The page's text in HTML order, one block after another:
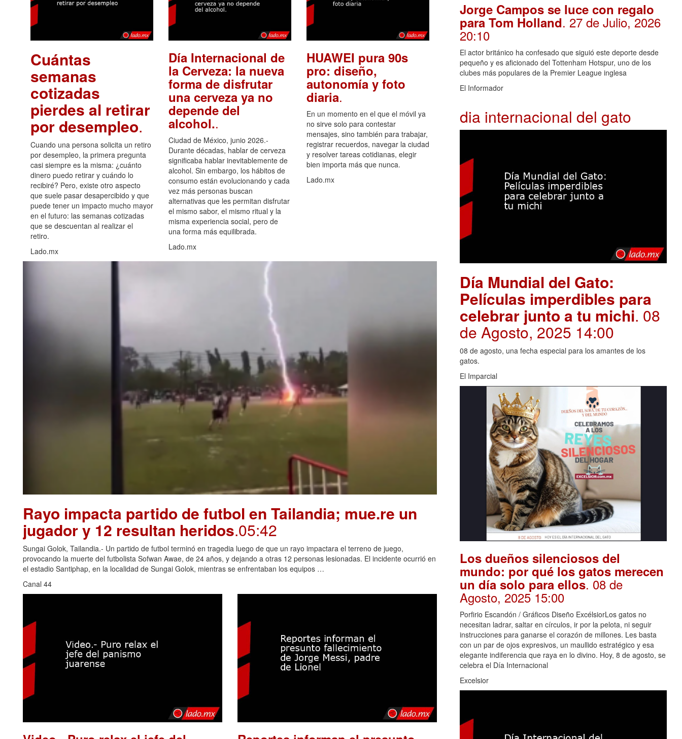
Cuántas
semanas
cotizadas
pierdes al retirar
por desempleo.
Cuando una persona solicita un retiro
por desempleo, la primera pregunta
casi siempre es la misma: ¿cuánto
dinero puedo retirar y cuándo lo
recibiré? Pero, existe otro aspecto
que suele pasar desapercibido y que
puede tener un impacto mucho mayor
en el futuro: las semanas cotizadas
que se descuentan al realizar el
retiro.
Lado.mx
Día Internacional de
la Cerveza: la nueva
forma de disfrutar
una cerveza ya no
depende del
alcohol..
Ciudad de México, junio 2026.-
Durante décadas, hablar de cerveza
significaba hablar inevitablemente de
alcohol. Sin embargo, los hábitos de
consumo están evolucionando y cada
vez más personas buscan
alternativas que les permitan disfrutar
el mismo sabor, el mismo ritual y la
misma experiencia social, pero de
una forma más equilibrada.
Lado.mx
HUAWEI pura 90s
pro: diseño,
autonomía y foto
diaria.
En un momento en el que el móvil ya
no sirve solo para contestar
mensajes, sino también para trabajar,
registrar recuerdos, navegar la ciudad
y resolver tareas cotidianas, elegir
bien importa más que nunca.
Lado.mx
Rayo impacta partido de futbol en Tailandia; mue.re un
jugador y 12 resultan heridos.05:42
Sungai Golok, Tailandia.- Un partido de futbol terminó en tragedia luego de que un rayo impactara el terreno de juego,
provocando la muerte del futbolista Sofwan Awae, de 24 años, y dejando a otras 12 personas lesionadas. El incidente ocurrió en
el estadio Santiphap, en la localidad de Sungai Golok, mientras se enfrentaban los equipos …
Canal 44
Jorge Campos se luce con regalo
para Tom Holland. 27 de Julio, 2026
20:10
El actor británico ha confesado que siguió este deporte desde
pequeño y es aficionado del Tottenham Hotspur, uno de los
clubes más populares de la Premier League inglesa
El Informador
dia internacional del gato
Día Mundial del Gato:
Películas imperdibles para
celebrar junto a tu michi. 08
de Agosto, 2025 14:00
08 de agosto, una fecha especial para los amantes de los
gatos.
El Imparcial
Los dueños silenciosos del
mundo: por qué los gatos merecen
un día solo para ellos. 08 de
Agosto, 2025 15:00
Porfirio Escandón / Gráficos Diseño ExcélsiorLos gatos no
necesitan ladrar, saltar en círculos, ir por la pelota, ni seguir
instrucciones para ganarse el corazón de millones. Les basta
con un par de ojos expresivos, un maullido estratégico y esa
elegante indiferencia que raya en lo divino. Hoy, 8 de agosto, se
celebra el Día Internacional
Excelsior